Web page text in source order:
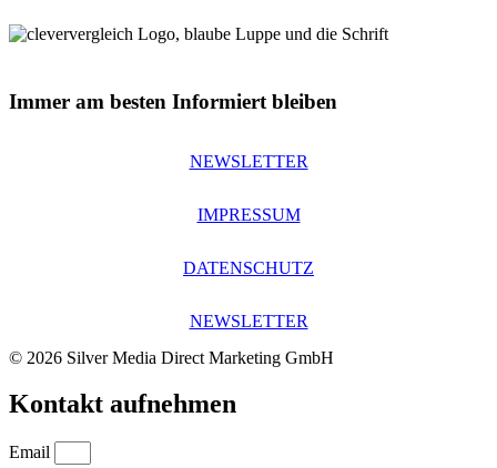
Immer am besten Informiert bleiben
NEWSLETTER
IMPRESSUM
DATENSCHUTZ
NEWSLETTER
© 2026 Silver Media Direct Marketing GmbH
Kontakt aufnehmen
Email